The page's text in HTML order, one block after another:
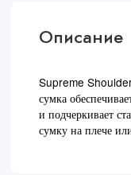
Описание
Supreme Shoulder
сумка
и подчеркивает
сумку на плече